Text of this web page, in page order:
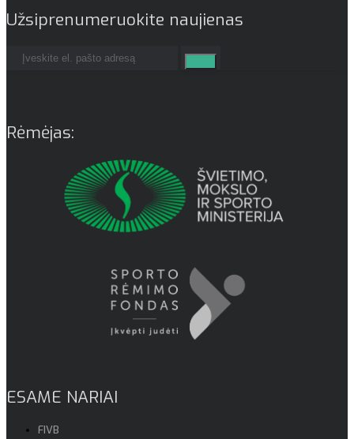
Užsiprenumeruokite naujienas
Rėmėjas:
ESAME NARIAI
FIVB